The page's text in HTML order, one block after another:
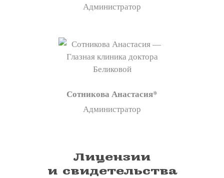
Администратор
Сотникова Анастасия
Администратор
Лицензии
и свидетельства